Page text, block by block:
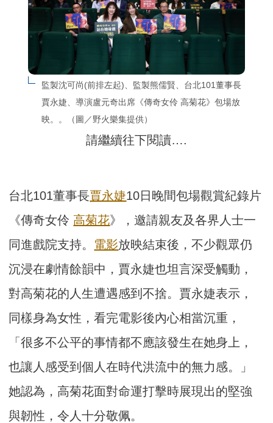
監製沈可尚(前排左起)、監製熊儒賢、台北101董事長
賈永婕、導演盧元奇出席《傳奇女伶 高菊花》包場放
映。。（圖／野火樂集提供）
請繼續往下閱讀….
台北101董事長賈永婕10日晚間包場觀賞紀錄片
《傳奇女伶 高菊花》，邀請親友及各界人士一
同進戲院支持。 電影放映結束後，不少觀眾仍
沉浸在劇情餘韻中，賈永婕也坦言深受觸動，
對高菊花的人生遭遇感到不捨。賈永婕表示，
同樣身為女性，看完電影後內心相當沉重，
「很多不公平的事情都不應該發生在她身上，
也讓人感受到個人在時代洪流中的無力感。」
她認為，高菊花面對命運打擊時展現出的堅強
與韌性，令人十分敬佩。